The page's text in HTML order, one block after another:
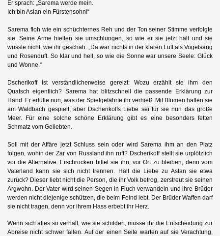
Er sprach: „Sarema werde mein.
Ich bin Aslan ein Fürstensohn!“
Sarema floh wie ein schüchternes Reh und der Ton seiner Stimme verfolgte
sie. Seine Arme hielten sie umschlungen, so wie er sie jetzt hält und sie
wusste nicht, wie ihr geschah. „Da war nichts in der klaren Luft als Vogelsang
und Rosenduft. So klar und hell, so wie die Sonne war unsere Seele: Glück
und Wonne.“
Dscherikoff ist verständlicherweise gereizt: Wozu erzählt sie ihm den
Quatsch eigentlich? Sarema hat blitzschnell die passende Erklärung zur
Hand. Er erfülle nun, was der Spielgefährte ihr verhieß. Mit Blumen hatten sie
am Waldbach gespielt, aber Dscherikoffs Liebe sei für sie nun das große
Meer. Für eine solche schöne Erklärung gibt es eine besonders fetten
Schmatz vom Geliebten.
Soll mit der Affäre jetzt Schluss sein oder wird Sarema ihm an den Platz
folgen, wohin der Zar von Russland ihn ruft? Dscherikoff stellt sie urplötzlich
vor die Alternative. Erschrocken bittet sie ihn, vor Ort zu bleiben, denn vom
Vaterland kann sie sich nicht trennen. Hält die Liebe zu Aslan sie etwa
zurück? Dieser liebt nicht die Person, die ihr Volk betrog, zerstreut sie seinen
Argwohn. Der Vater wird seinen Segen in Fluch verwandeln und ihre Brüder
werden nicht diejenige schützen, die beim Feind lebt. Der Brüder Waffen darf
sie nicht tragen, denn vor ihrem Hass erbebt ihr Herz.
Wenn sich alles so verhält, wie sie schildert, müsse ihr die Entscheidung zur
Abreise nicht schwer fallen. Auf der einen Seite warten auf sie Verachtung,